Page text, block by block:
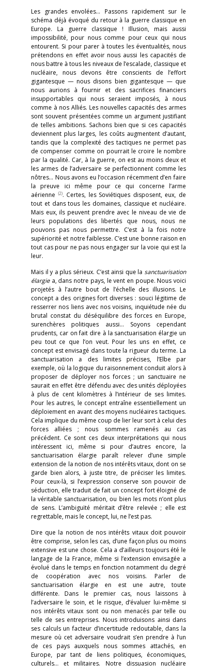
Les grandes envolées… Passons rapidement sur le
schéma déjà évoqué du retour à la guerre classique en
Europe. La guerre classique ! Illusion, mais aussi
impossibilité, pour nous comme pour ceux qui nous
entourent. Si pour parer à toutes les éventualités, nous
prétendons en effet avoir nous aussi les capacités de
nous battre à tous les niveaux de l’escalade, classique et
nucléaire, nous devons être conscients de l’effort
gigantesque — nous disons bien gigantesque — que
nous aurions à fournir et des sacrifices financiers
insupportables qui nous seraient imposés, à nous
comme à nos Alliés. Les nouvelles capacités des armes
sont souvent présentées comme un argument justifiant
de telles ambitions. Sachons bien que si ces capacités
deviennent plus larges, les coûts augmentent d’autant,
tandis que la complexité des tactiques ne permet pas
de compenser comme on pourrait le croire le nombre
par la qualité. Car, à la guerre, on est au moins deux et
les armes de l’adversaire se perfectionnent comme les
nôtres… Nous avons eu l’occasion récemment d’en faire
la preuve ici même pour ce qui concerne l’arme
aérienne (2). Certes, les Soviétiques disposent, eux, de
tout et dans tous les domaines, classique et nucléaire.
Mais eux, ils peuvent prendre avec le niveau de vie de
leurs populations des libertés que nous, nous ne
pouvons pas nous permettre. C’est à la fois notre
supériorité et notre faiblesse. C’est une bonne raison en
tout cas pour ne pas nous engager sur la voie qui est la
leur.
Mais il y a plus sérieux. C’est ainsi que la sanctuarisation
élargie a, dans notre pays, le vent en poupe. Nous voici
projetés à l’autre bout de l’échelle des illusions. Le
concept a des origines fort diverses : souci légitime de
resserrer nos liens avec nos voisins, inquiétude née du
brutal constat du déséquilibre des forces en Europe,
surenchères politiques aussi… Soyons cependant
prudents, car on fait dire à la sanctuarisation élargie un
peu tout ce que l’on veut. Pour les uns en effet, ce
concept est envisagé dans toute la rigueur du terme. La
sanctuarisation a des limites précises, l’Elbe par
exemple, où la logique du raisonnement conduit alors à
proposer de déployer nos forces ; un sanctuaire ne
saurait en effet être défendu avec des unités déployées
à plus de cent kilomètres à l’intérieur de ses limites.
Pour les autres, le concept entraîne essentiellement un
déploiement en avant des moyens nucléaires tactiques.
Cela implique du même coup de lier leur sort à celui des
forces alliées ; nous sommes ramenés au cas
précédent. Ce sont ces deux interprétations qui nous
intéressent ici, même si pour d’autres encore, la
sanctuarisation élargie paraît relever d’une simple
extension de la notion de nos intérêts vitaux, dont on se
garde bien alors, à juste titre, de préciser les limites.
Pour ceux-là, si l’expression conserve son pouvoir de
séduction, elle traduit de fait un concept fort éloigné de
la véritable sanctuarisation, ou bien les mots n’ont plus
de sens. L’ambiguïté méritait d’être relevée ; elle est
regrettable, mais le concept, lui, ne l’est pas.
Dire que la notion de nos intérêts vitaux doit pouvoir
être comprise, selon les cas, d’une façon plus ou moins
extensive est une chose. Cela a d’ailleurs toujours été le
langage de la France, même si l’extension envisagée a
évolué dans le temps en fonction notamment du degré
de coopération avec nos voisins. Parler de
sanctuarisation élargie en est une autre, toute
différente. Dans le premier cas, nous laissons à
l’adversaire le soin, et le risque, d’évaluer lui-même si
nos intérêts vitaux sont ou non menacés par telle ou
telle de ses entreprises. Nous introduisons ainsi dans
ses calculs un facteur d’incertitude redoutable, dans la
mesure où cet adversaire voudrait s’en prendre à l’un
de ces pays auxquels nous sommes attachés, en
Europe, par tant de liens politiques, économiques,
culturels… et militaires. Notre dissuasion nucléaire